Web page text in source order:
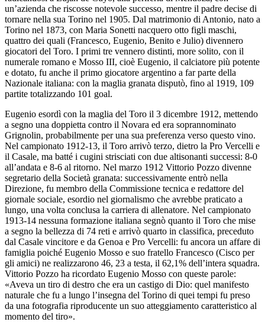
un’azienda che riscosse notevole successo, mentre il padre decise di
tornare nella sua Torino nel 1905. Dal matrimonio di Antonio, nato a
Torino nel 1873, con Maria Sonetti nacquero otto figli maschi,
quattro dei quali (Francesco, Eugenio, Benito e Julio) divennero
giocatori del Toro. I primi tre vennero distinti, more solito, con il
numerale romano e Mosso III, cioè Eugenio, il calciatore più potente
e dotato, fu anche il primo giocatore argentino a far parte della
Nazionale italiana: con la maglia granata disputò, fino al 1919, 109
partite totalizzando 101 goal.
Eugenio esordì con la maglia del Toro il 3 dicembre 1912, mettendo
a segno una doppietta contro il Novara ed era soprannominato
Grignolin, probabilmente per una sua preferenza verso questo vino.
Nel campionato 1912-13, il Toro arrivò terzo, dietro la Pro Vercelli e
il Casale, ma batté i cugini strisciati con due altisonanti successi: 8-0
all’andata e 8-6 al ritorno. Nel marzo 1912 Vittorio Pozzo divenne
segretario della Società granata: successivamente entrò nella
Direzione, fu membro della Commissione tecnica e redattore del
giornale sociale, esordio nel giornalismo che avrebbe praticato a
lungo, una volta conclusa la carriera di allenatore. Nel campionato
1913-14 nessuna formazione italiana segnò quanto il Toro che mise
a segno la bellezza di 74 reti e arrivò quarto in classifica, preceduto
dal Casale vincitore e da Genoa e Pro Vercelli: fu ancora un affare di
famiglia poiché Eugenio Mosso e suo fratello Francesco (Cisco per
gli amici) ne realizzarono 46, 23 a testa, il 62,1% dell’intera squadra.
Vittorio Pozzo ha ricordato Eugenio Mosso con queste parole:
«Aveva un tiro di destro che era un castigo di Dio: quel manifesto
naturale che fu a lungo l’insegna del Torino di quei tempi fu preso
da una fotografia riproducente un suo atteggiamento caratteristico al
momento del tiro».